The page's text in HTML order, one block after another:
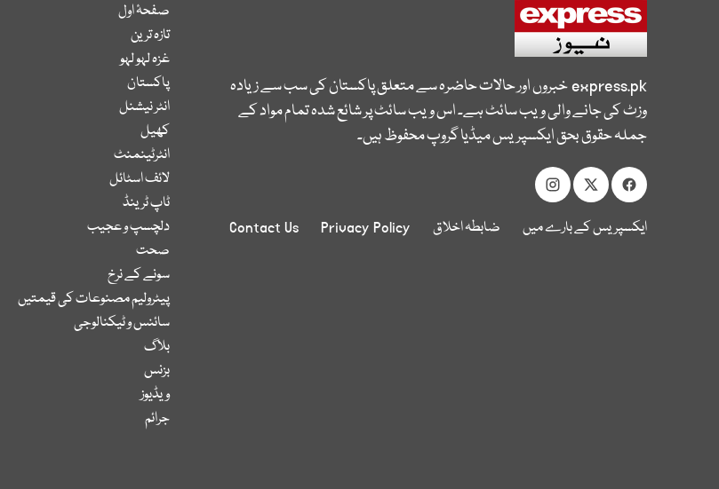
express.pkخبروں اور حالات حاضرہ سے متعلق پاکستان کی سب سے زیادہ
وزٹ کی جانے والی ویب سائٹ ہے۔ اس ویب سائٹ پر شائع شدہ تمام مواد کے
جملہ حقوق بحق ایکسپریس میڈیا گروپ محفوظ ہیں۔
ایکسپریس کے بارے میں ضابطہ اخلاق Privacy Policy
Contact Us
صفحۂ اول
تازہ ترین
غزہ لہو لہو
پاکستان
انٹر نیشنل
کھیل
انٹرٹینمنٹ
لائف اسٹائل
ٹاپ ٹرینڈ
دلچسپ و عجیب
صحت
سونے کے نرخ
پیٹرولیم مصنوعات کی قیمتیں
سائنس و ٹیکنالوجی
بلاگ
بزنس
ویڈیوز
جرائم